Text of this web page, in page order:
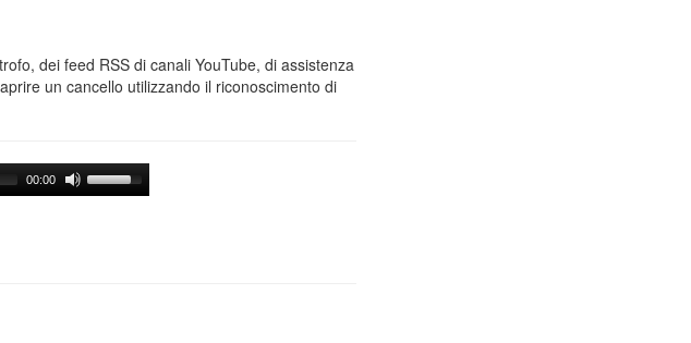
dei feed RSS di canali YouTube, di assistenza
un cancello utilizzando il riconoscimento di
00:00